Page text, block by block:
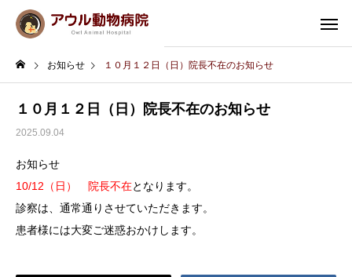
お知らせ １０月１２日（日）院長不在のお知らせ
１０月１２日（日）院長不在のお知らせ
2025.09.04
お知らせ
10/12（日） 院長不在となります。
診察は、通常通りさせていただきます。
患者様には大変ご迷惑おかけします。